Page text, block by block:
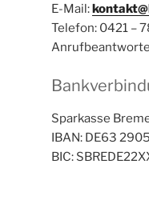
E-Mail:
Telefon: 0421 –
Sparkasse
IBAN: DE63
BIC: